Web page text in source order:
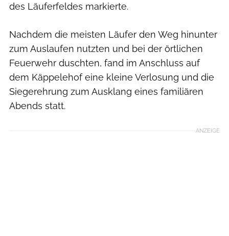
des Läuferfeldes markierte.
Nachdem die meisten Läufer den Weg hinunter
zum Auslaufen nutzten und bei der örtlichen
Feuerwehr duschten, fand im Anschluss auf
dem Käppelehof eine kleine Verlosung und die
Siegerehrung zum Ausklang eines familiären
Abends statt.
ANZEIGE